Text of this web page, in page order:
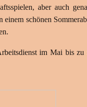
aber auch
einem schönen
im Mai bis zu